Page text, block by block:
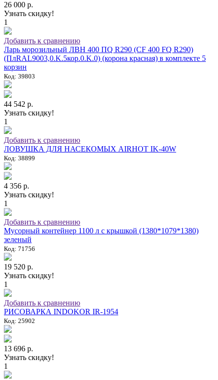
26 000 р.
Узнать скидку!
1
Добавить к сравнению
Ларь морозильный ЛВН 400 ПQ R290 (СF 400 FQ R290)
(ПлRAL9003,0.K.5кор.0.K.0) (корона красная) в комплекте 5
корзин
Код: 39803
44 542 р.
Узнать скидку!
1
Добавить к сравнению
ЛОВУШКА ДЛЯ НАСЕКОМЫХ AIRHOT IK-40W
Код: 38899
4 356 р.
Узнать скидку!
1
Добавить к сравнению
Мусорный контейнер 1100 л с крышкой (1380*1079*1380)
зеленый
Код: 71756
19 520 р.
Узнать скидку!
1
Добавить к сравнению
РИСОВАРКА INDOKOR IR-1954
Код: 25902
13 696 р.
Узнать скидку!
1